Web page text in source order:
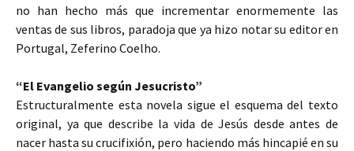
no han hecho más que incrementar enormemente las
ventas de sus libros, paradoja que ya hizo notar su editor en
Portugal, Zeferino Coelho.
“El Evangelio según Jesucristo”
Estructuralmente esta novela sigue el esquema del texto
original, ya que describe la vida de Jesús desde antes de
nacer hasta su crucifixión, pero haciendo más hincapié en su